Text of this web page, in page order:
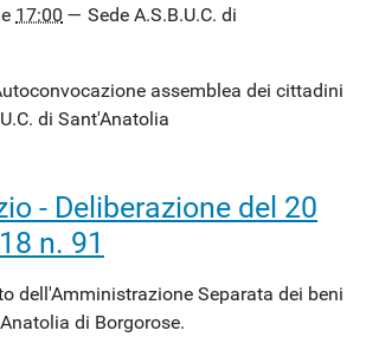
17:00 — Sede A.S.B.U.C. di
assemblea dei cittadini
di Sant'Anatolia
- Deliberazione del 20
n. 91
dell'Amministrazione Separata dei beni
di Borgorose.